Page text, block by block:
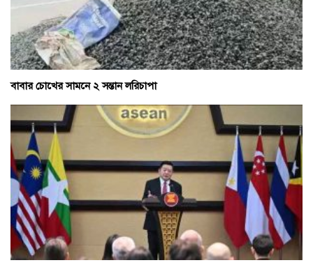
বাবার চোখের সামনে ২ সন্তান লরিচাপা